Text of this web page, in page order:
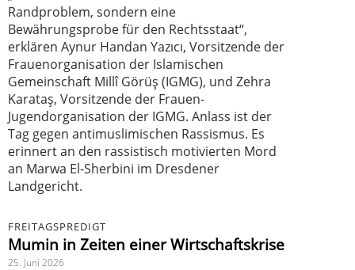
Randproblem, sondern eine
Bewährungsprobe für den Rechtsstaat“,
erklären Aynur Handan Yazıcı, Vorsitzende der
Frauenorganisation der Islamischen
Gemeinschaft Millî Görüş (IGMG), und Zehra
Karataş, Vorsitzende der Frauen-
Jugendorganisation der IGMG. Anlass ist der
Tag gegen antimuslimischen Rassismus. Es
erinnert an den rassistisch motivierten Mord
an Marwa El-Sherbini im Dresdener
Landgericht.
FREITAGSPREDIGT
Mumin in Zeiten einer Wirtschaftskrise
25. Juni 2026